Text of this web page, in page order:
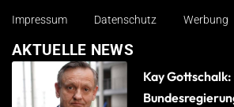
Impressum Datenschutz Werbung
AKTUELLE NEWS
Kay Gottschalk: